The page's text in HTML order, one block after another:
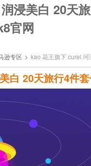
浸美白 20天旅
官网
逊专区 > kao 花王旗下 curel
白 20天旅行4件